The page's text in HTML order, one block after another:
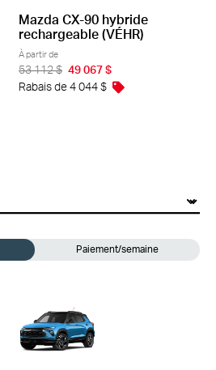
Mazda CX-90 hybride
rechargeable (VÉHR)
À partir de
53 112 $ 49 067 $
Rabais de 4 044 $
Paiement/semaine